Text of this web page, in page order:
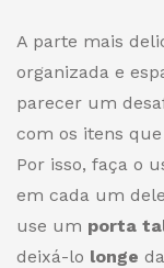
A parte mais
organizada e
parecer um
com os itens
Por isso, faça o
em cada um
use um porta
deixá-lo longe